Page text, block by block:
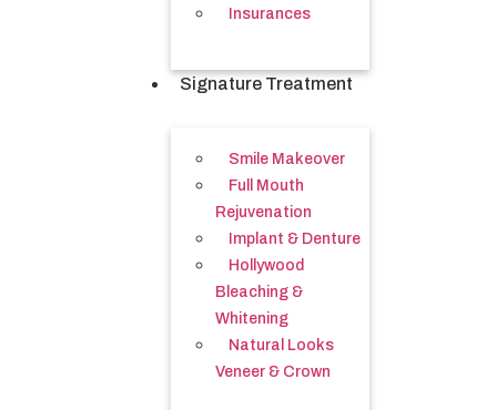
Insurances
Signature Treatment
Smile Makeover
Full Mouth
Rejuvenation
Implant & Denture
Hollywood
Bleaching &
Whitening
Natural Looks
Veneer & Crown